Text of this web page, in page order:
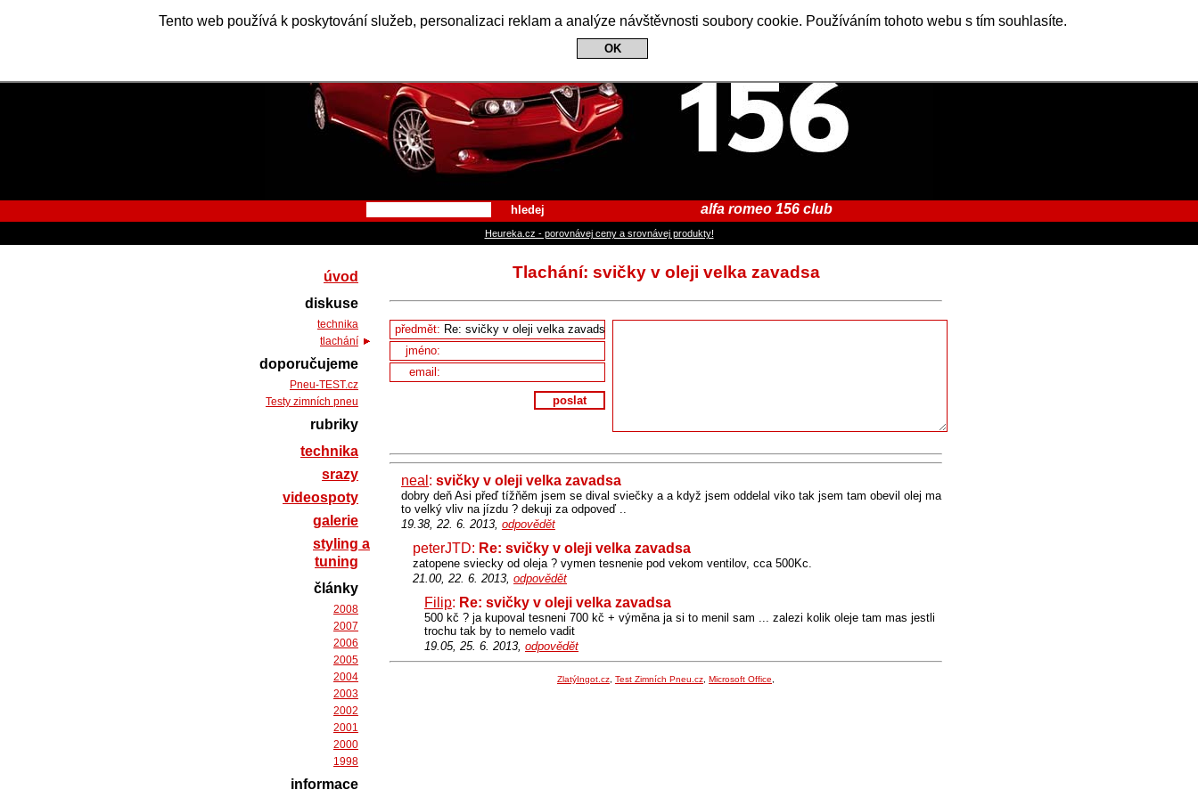
Tento web používá k poskytování služeb, personalizaci reklam a analýze návštěvnosti soubory cookie. Používáním tohoto webu s tím souhlasíte.
OK
Alfa Romeo 156 Club
hledej alfa romeo 156 club
Heureka.cz - porovnávej ceny a srovnávej produkty!
Tlachání: svičky v oleji velka zavadsa
předmět:
jméno:
email:
poslat
neal : svičky v oleji velka zavadsa
dobry deň Asi přeď tížňěm jsem se dival sviečky a a když jsem oddelal viko tak jsem tam obevil olej ma
to velký vliv na jízdu ? dekuji za odpoveď ..
19.38, 22. 6. 2013, odpovědět
peterJTD: Re: svičky v oleji velka zavadsa
zatopene sviecky od oleja ? vymen tesnenie pod vekom ventilov, cca 500Kc.
21.00, 22. 6. 2013, odpovědět
Filip: Re: svičky v oleji velka zavadsa
500 kč ? ja kupoval tesneni 700 kč + výměna ja si to menil sam ... zalezi kolik oleje tam mas jestli
trochu tak by to nemelo vadit
19.05, 25. 6. 2013, odpovědět
ZlatýIngot.cz Test Zimních Pneu.cz Microsoft Office
úvod
diskuse
technika
tlachání
doporučujeme
Pneu-TEST.cz
Testy zimních pneu
rubriky
technika
srazy
videospoty
galerie
styling a
tuning
články
2008
2007
2006
2005
2004
2003
2002
2001
2000
1998
informace